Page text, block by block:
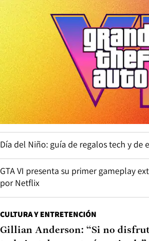
Día del Niño: guía de regalos tech y de
GTA VI presenta su primer gameplay
por Netflix
CULTURA Y ENTRETENCIÓN
Gillian Anderson: “Si no